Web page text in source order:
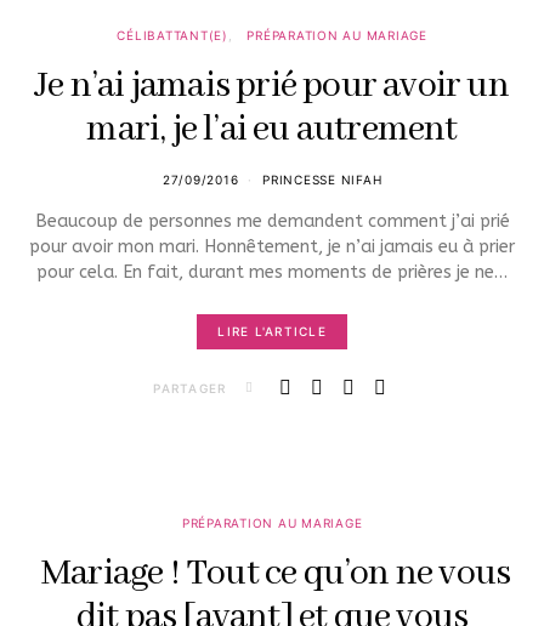
CÉLIBATTANT(E) PRÉPARATION AU MARIAGE
Je n’ai jamais prié pour avoir un
mari, je l’ai eu autrement
27/09/2016 PRINCESSE NIFAH
Beaucoup de personnes me demandent comment j’ai prié
pour avoir mon mari. Honnêtement, je n’ai jamais eu à prier
pour cela. En fait, durant mes moments de prières je ne…
LIRE L'ARTICLE
PARTAGER
PRÉPARATION AU MARIAGE
Mariage ! Tout ce qu’on ne vous